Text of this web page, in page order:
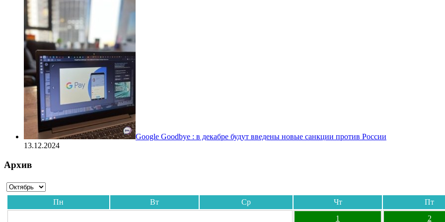
Google Goodbye : в декабре будут введены новые санкции против России
13.12.2024
Архив
Пн Вт Ср Чт Пт
1
2